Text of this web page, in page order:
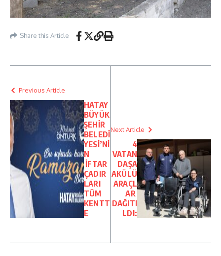
Share this Article
Previous Article
HATAY
BÜYÜK
ŞEHİR
BELEDİ
YESİ’Nİ
N
İFTAR
ÇADIR
LARI
TÜM
KENTT
E
Next Article
4
VATAN
DAŞA
AKÜLÜ
ARAÇL
AR
DAĞITI
LDI: